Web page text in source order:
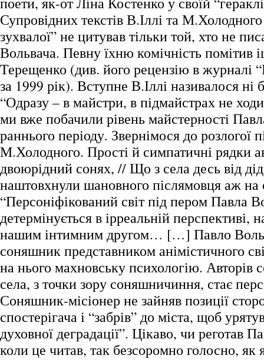
Супровідних текстів В.Іллі та
зухвалої” не цитував тільки той, хто не
Вольвача. Певну їхню комічність помітив
Терещенко (див. його рецензію в журналі
за 1999 рік). Вступне В.Іллі називалося
“Одразу – в майстри, в підмайстрах не
ми вже побачили рівень майстерності
раннього періоду. Звернімося до розлогої
М.Холодного. Прості й симпатичні рядки
двоюрідний сонях, // Що з села десь від
наштовхнули шановного післямовця аж на
“Персоніфікований світ під пером Павла
детермінується в ірреальній перспективі,
нашим інтимним другом… […] Павло
соняшник представником анімістичного
на нього махновську психологію. Авторів
села, з точки зору соняшничиння, стає
Соняшник-місіонер не зайняв позиції
спостерігача і “забрів” до міста, щоб
духовної деградації”. Цікаво, чи реготав
коли це читав, так безсоромно голосно, як